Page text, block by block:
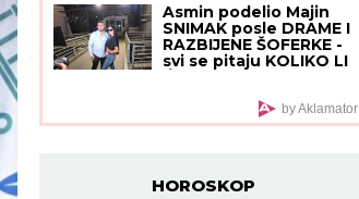
neću im zaboraviti"
Asmin podelio Majin
SNIMAK posle DRAME I
RAZBIJENE ŠOFERKE -
svi se pitaju KOLIKO LI
by Aklamator
HOROSKOP